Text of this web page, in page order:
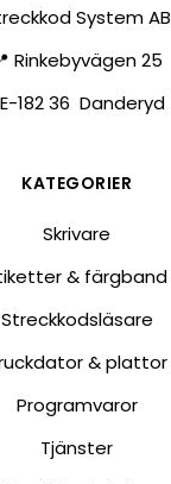
System AB
Rinkebyvägen 25
182 36 Danderyd
KATEGORIER
Skrivare
& färgband
Streckkodsläsare
& plattor
Programvaror
Tjänster